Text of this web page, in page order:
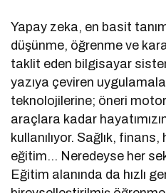
Yapay zeka, en basit
düşünme, öğrenme ve
taklit eden bilgisayar
yazıya çeviren
teknolojilerine; öneri
araçlara kadar
kullanılıyor. Sağlık,
eğitim… Neredeyse her
Eğitim alanında da hızlı